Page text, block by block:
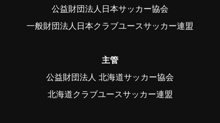
公益財団法人日本サッカー協会
一般財団法人日本クラブユースサッカー連盟
主管
公益財団法人 北海道サッカー協会
北海道クラブユースサッカー連盟